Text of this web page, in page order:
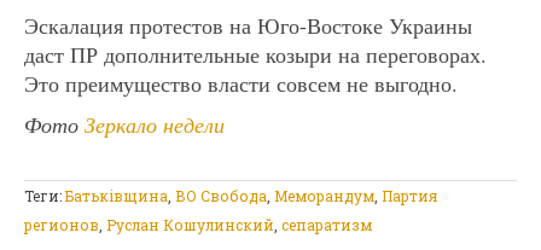
Эскалация протестов на Юго-Востоке Украины
даст ПР дополнительные козыри на переговорах.
Это преимущество власти совсем не выгодно.
Фото Зеркало недели
Теги:Батьківщина ВО Свобода Меморандум Партия
регионов Руслан Кошулинский сепаратизм